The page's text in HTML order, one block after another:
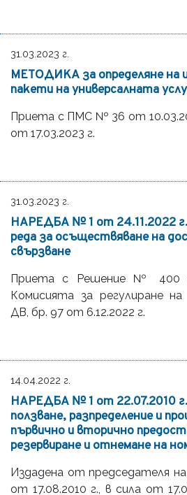
31.03.2023 г.
МЕТОДИКА за определяне на
пакети на универсалната
Приета с ПМС № 36 от
от 17.03.2023 г.
31.03.2023 г.
НАРЕДБА № 1 от 24.11.2022 г.
реда за осъществяване на
свързване
Приета с Решение № 400
Комисията за регулиране
ДВ, бр. 97 от 6.12.2022 г.
14.04.2022 г.
НАРЕДБА № 1 от 22.07.2010 г.
ползване, разпределение и
първично и вторично
резервиране и отнемане на
Издадена от председателя
от 17.08.2010 г., в сила от